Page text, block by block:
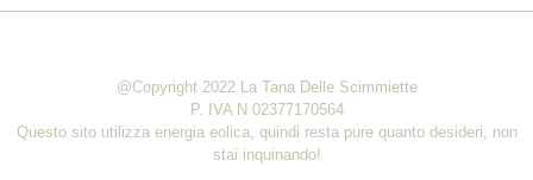
@Copyright 2022 La Tana Delle Scimmiette
P. IVA N 02377170564
Questo sito utilizza energia eolica, quindi resta pure quanto desideri, non
stai inquinando!